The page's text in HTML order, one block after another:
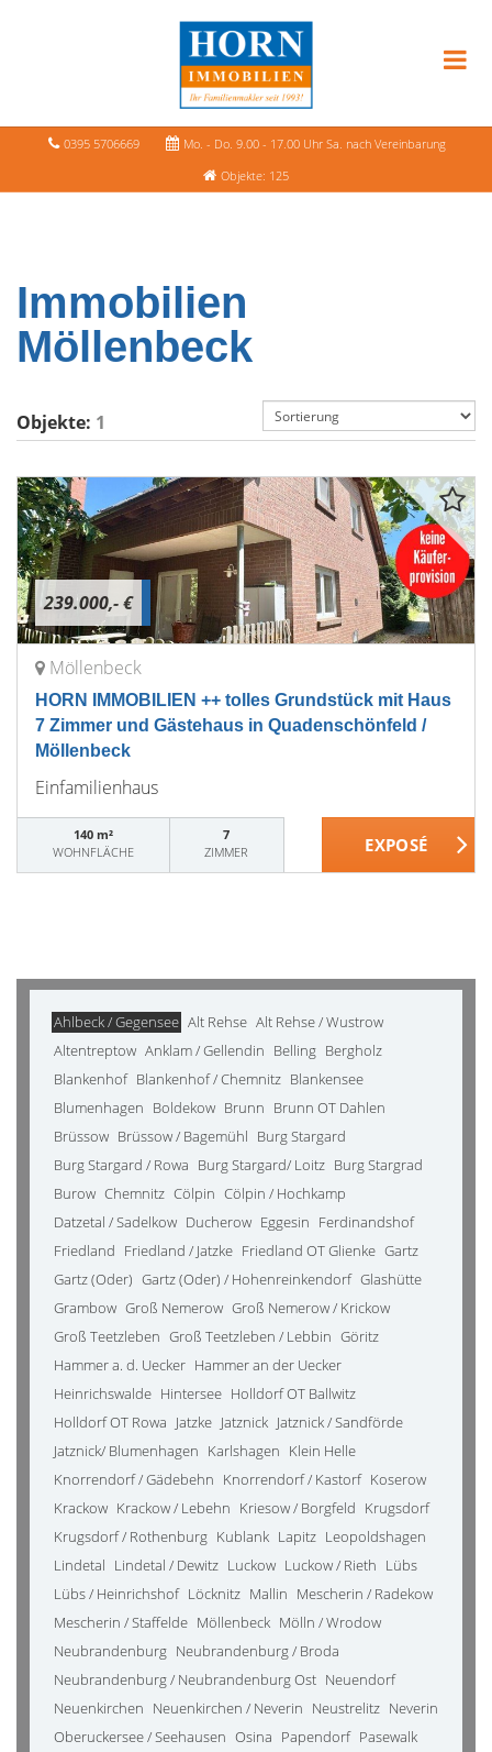
0395 5706669
Mo. - Do. 9.00 - 17.00 Uhr Sa. nach Vereinbarung
Objekte: 125
Immobilien
Möllenbeck
Objekte: 1
239.000,- €
Möllenbeck
HORN IMMOBILIEN ++ tolles Grundstück mit Haus
7 Zimmer und Gästehaus in Quadenschönfeld /
Möllenbeck
Einfamilienhaus
140 m²
WOHNFLÄCHE
7
ZIMMER
Ahlbeck / Gegensee Alt Rehse Alt Rehse / Wustrow
Altentreptow Anklam / Gellendin Belling Bergholz
Blankenhof Blankenhof / Chemnitz Blankensee
Blumenhagen Boldekow Brunn Brunn OT Dahlen
Brüssow Brüssow / Bagemühl Burg Stargard
Burg Stargard / Rowa Burg Stargard/ Loitz Burg Stargrad
Burow Chemnitz Cölpin Cölpin / Hochkamp
Datzetal / Sadelkow Ducherow Eggesin Ferdinandshof
Friedland Friedland / Jatzke Friedland OT Glienke Gartz
Gartz (Oder) Gartz (Oder) / Hohenreinkendorf Glashütte
Grambow Groß Nemerow Groß Nemerow / Krickow
Groß Teetzleben Groß Teetzleben / Lebbin Göritz
Hammer a. d. Uecker Hammer an der Uecker
Heinrichswalde Hintersee Holldorf OT Ballwitz
Holldorf OT Rowa Jatzke Jatznick Jatznick / Sandförde
Jatznick/ Blumenhagen Karlshagen Klein Helle
Knorrendorf / Gädebehn Knorrendorf / Kastorf Koserow
Krackow Krackow / Lebehn Kriesow / Borgfeld Krugsdorf
Krugsdorf / Rothenburg Kublank Lapitz Leopoldshagen
Lindetal Lindetal / Dewitz Luckow Luckow / Rieth Lübs
Lübs / Heinrichshof Löcknitz Mallin Mescherin / Radekow
Mescherin / Staffelde Möllenbeck Mölln / Wrodow
Neubrandenburg Neubrandenburg / Broda
Neubrandenburg / Neubrandenburg Ost Neuendorf
Neuenkirchen Neuenkirchen / Neverin Neustrelitz Neverin
Oberuckersee / Seehausen Osina Papendorf Pasewalk